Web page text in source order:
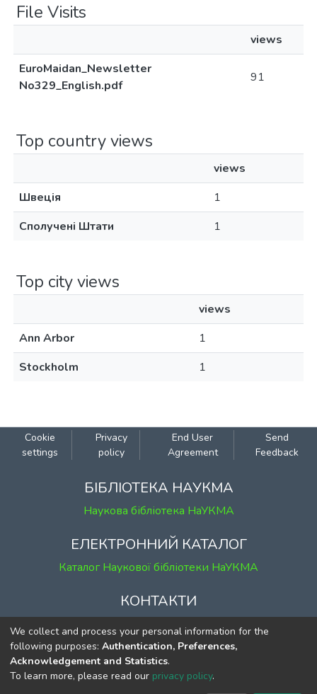
File Visits
views
EuroMaidan_Newsletter
No329_English.pdf
91
Top country views
views
Швеція
1
Сполучені Штати
1
Top city views
views
Ann Arbor
1
Stockholm
1
Cookie
settings
Privacy
policy
End User
Agreement
Send
Feedback
БІБЛІОТЕКА НАУКМА
Наукова бібліотека НаУКМА
ЕЛЕКТРОННИЙ КАТАЛОГ
Каталог Наукової бібліотеки НаУКМА
КОНТАКТИ
м. Київ, вул. Григорія Сковороди, 2
к. 1, к. 120
тел. (044) 463-69-31
ekmair@ukma.edu.ua
We collect and process your personal information for the
following purposes: Authentication, Preferences,
Acknowledgement and Statistics.
To learn more, please read our privacy policy.